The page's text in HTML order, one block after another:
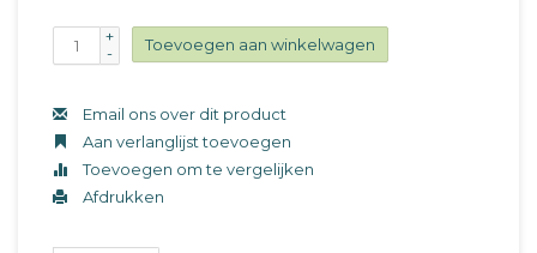
+
-
Toevoegen aan winkelwagen
Email ons over dit product
Aan verlanglijst toevoegen
Toevoegen om te vergelijken
Afdrukken